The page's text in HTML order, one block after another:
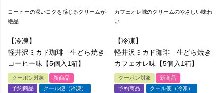
コーヒーの深いコクを感じるクリームが
絶品
【冷凍】
軽井沢ミカド珈琲 生どら焼き
コーヒー味【5個入1箱】
クーポン対象
新商品
予約商品
クール便（冷凍）
カフェオレ味のクリームのやさしい味わ
い
【冷凍】
軽井沢ミカド珈琲 生どら焼き
カフェオレ味【5個入1箱】
クーポン対象
新商品
予約商品
クール便（冷凍）